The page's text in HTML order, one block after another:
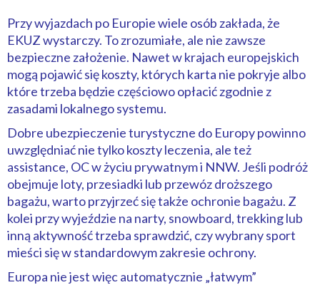
Przy wyjazdach po Europie wiele osób zakłada, że
EKUZ wystarczy. To zrozumiałe, ale nie zawsze
bezpieczne założenie. Nawet w krajach europejskich
mogą pojawić się koszty, których karta nie pokryje albo
które trzeba będzie częściowo opłacić zgodnie z
zasadami lokalnego systemu.
Dobre ubezpieczenie turystyczne do Europy powinno
uwzględniać nie tylko koszty leczenia, ale też
assistance, OC w życiu prywatnym i NNW. Jeśli podróż
obejmuje loty, przesiadki lub przewóz droższego
bagażu, warto przyjrzeć się także ochronie bagażu. Z
kolei przy wyjeździe na narty, snowboard, trekking lub
inną aktywność trzeba sprawdzić, czy wybrany sport
mieści się w standardowym zakresie ochrony.
Europa nie jest więc automatycznie „łatwym”